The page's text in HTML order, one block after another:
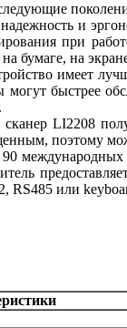
и
при
бумаге, на
имеет
быстрее
LI2208
поэтому
RS485 или